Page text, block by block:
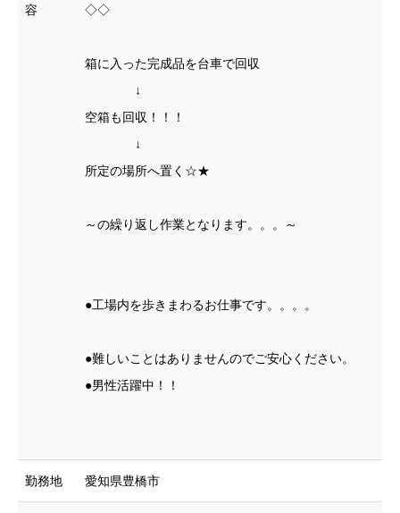
容
◇◇
箱に入った完成品を台車で回収
↓
空箱も回収！！！
↓
所定の場所へ置く☆★
～の繰り返し作業となります。。。～
●工場内を歩きまわるお仕事です。。。。
●難しいことはありませんのでご安心ください。
●男性活躍中！！
勤務地 愛知県豊橋市